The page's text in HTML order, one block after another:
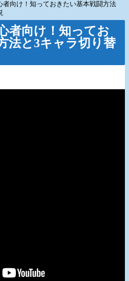
者向け！知っておきたい基本戦闘方法
者向け！知ってお
法と3キャラ切り替